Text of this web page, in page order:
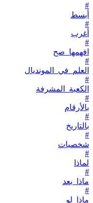
#
أبسط
#
أغرب
#
افهمها_صح
#
العلم_في_المونديال
#
الكعبة_المشرفة
#
بالأرقام
#
بالتاريخ
#
شخصيات
#
لماذا
#
ماذا_بعد
#
ماذا_لو